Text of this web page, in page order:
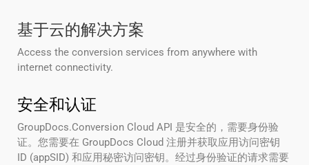
基于云的解决方案
Access the conversion services from anywhere with
internet connectivity.
安全和认证
GroupDocs.Conversion Cloud API 是安全的，需要身份验
证。您需要在 GroupDocs Cloud 注册并获取应用访问密钥
ID (appSID) 和应用秘密访问密钥。经过身份验证的请求需要